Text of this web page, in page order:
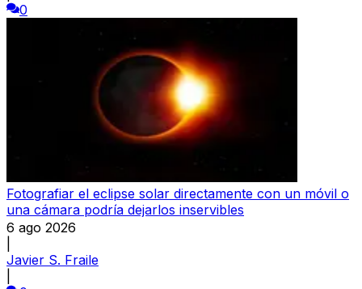
0
Fotografiar el eclipse solar directamente con un móvil o
una cámara podría dejarlos inservibles
6 ago 2026
Javier S. Fraile